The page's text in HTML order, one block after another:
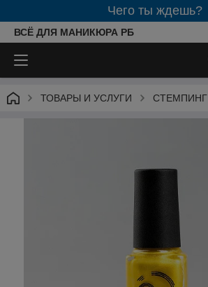
Чего ты ждешь?
ВСЁ ДЛЯ МАНИКЮРА РБ
ТОВАРЫ И УСЛУГИ СТЕМПИНГ